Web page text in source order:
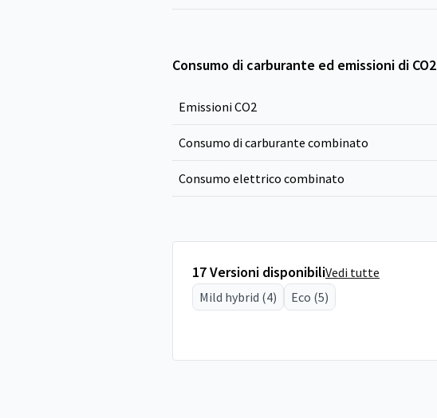
Consumo di carburante ed emissioni di CO2
Emissioni CO2
Consumo di carburante combinato
Consumo elettrico combinato
17 Versioni disponibiliVedi tutte
Mild hybrid (4)
Eco (5)